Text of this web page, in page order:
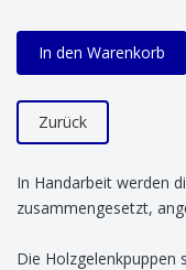
In den Warenkorb
Zurück
In Handarbeit werden
zusammengesetzt,
Die Holzgelenkpuppen